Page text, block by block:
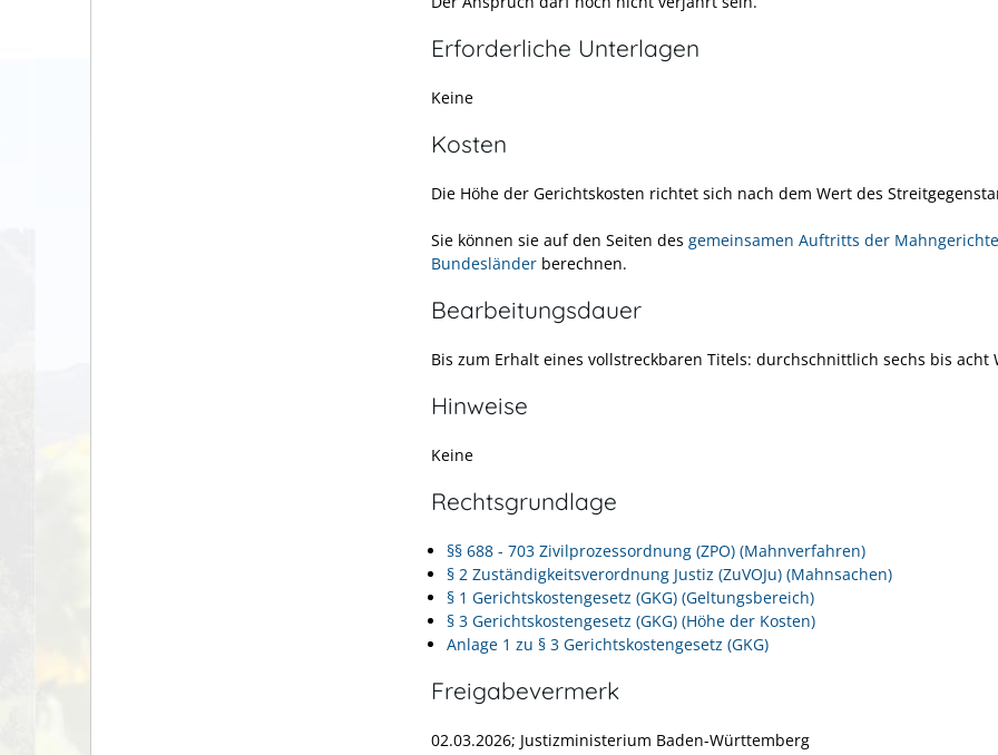
Erforderliche Unterlagen
Keine
Kosten
Die Höhe der Gerichtskosten richtet sich nach dem Wert des
Sie können sie auf den Seiten des gemeinsamen Auftritts der
Bundesländer berechnen.
Bearbeitungsdauer
Bis zum Erhalt eines vollstreckbaren Titels: durchschnittlich sechs bis acht
Hinweise
Keine
Rechtsgrundlage
§§ 688 - 703 Zivilprozessordnung (ZPO) (Mahnverfahren)
§ 2 Zuständigkeitsverordnung Justiz (ZuVOJu) (Mahnsachen)
§ 1 Gerichtskostengesetz (GKG) (Geltungsbereich)
§ 3 Gerichtskostengesetz (GKG) (Höhe der Kosten)
Anlage 1 zu § 3 Gerichtskostengesetz (GKG)
Freigabevermerk
02.03.2026; Justizministerium Baden-Württemberg